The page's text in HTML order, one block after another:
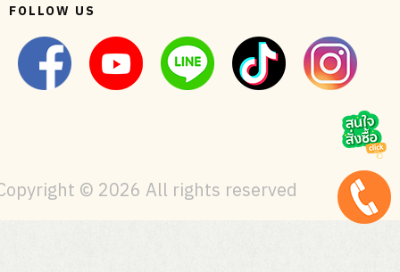
FOLLOW US
© 2026 All rights reserved